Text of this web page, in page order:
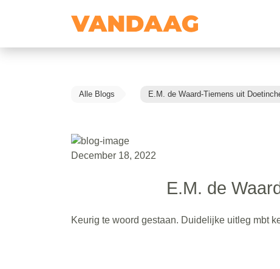
Alle Blogs E.M. de Waard-Tiemens uit
December 18, 2022
E.M. de
Keurig te woord gestaan. Duidelijke uitleg mbt